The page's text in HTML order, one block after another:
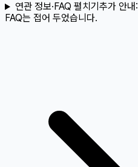
연관 정보·FAQ 펼치기 추가 안내:
FAQ는 접어 두었습니다.